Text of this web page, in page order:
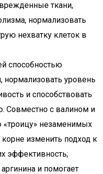
ткани,
нормализовать
нехватку клеток в
способностью
нормализовать уровень
и способствовать
Совместно с валином и
незаменимых
изменить подход к
эффективность;
и помогает